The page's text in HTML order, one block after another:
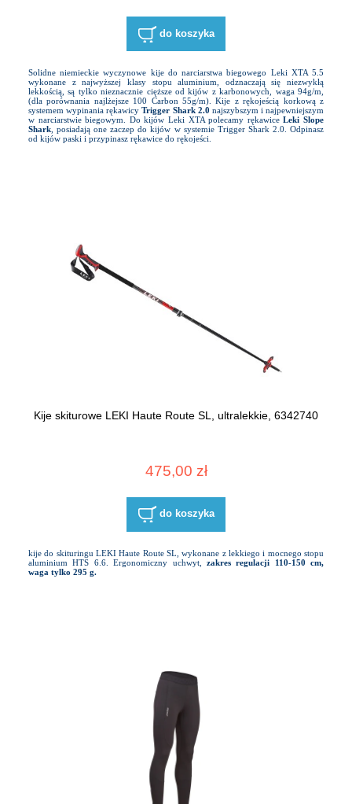
do koszyka
Solidne niemieckie wyczynowe kije do narciarstwa biegowego Leki XTA 5.5
wykonane z najwyższej klasy stopu aluminium, odznaczają się niezwykłą
lekkością, są tylko nieznacznie cięższe od kijów z karbonowych, waga 94g/m,
(dla porównania najlżejsze 100 Carbon 55g/m). Kije z rękojeścią korkową z
systemem wypinania rękawicyTrigger Shark 2.0 najszybszym i najpewniejszym
w narciarstwie biegowym. Do kijów Leki XTA polecamy rękawiceLeki Slope
Shark, posiadają one zaczep do kijów w systemie Trigger Shark 2.0. Odpinasz
od kijów paski i przypinasz rękawice do rękojeści.
Kije skiturowe LEKI Haute Route SL, ultralekkie, 6342740
475,00 zł
do koszyka
kije do skituringu LEKI Haute Route SL, wykonane z lekkiego i mocnego stopu
aluminium HTS 6.6. Ergonomiczny uchwyt,
zakres regulacji 110-150 cm,
waga tylko 295 g.